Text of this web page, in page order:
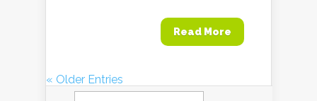
Read More
« Older Entries
Szukaj: